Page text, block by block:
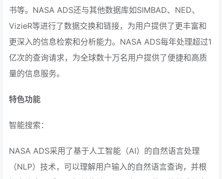
书等。NASA ADS还与其他数据库如SIMBAD、NED、
VizieR等进行了数据交换和链接，为用户提供了更丰富和
更深入的信息检索和分析能力。NASA ADS每年处理超过1
亿次的查询请求，为全球数十万名用户提供了便捷和高质
量的信息服务。
特色功能
智能搜索：
NASA ADS采用了基于人工智能（AI）的自然语言处理
（NLP）技术，可以理解用户输入的自然语言查询，并根